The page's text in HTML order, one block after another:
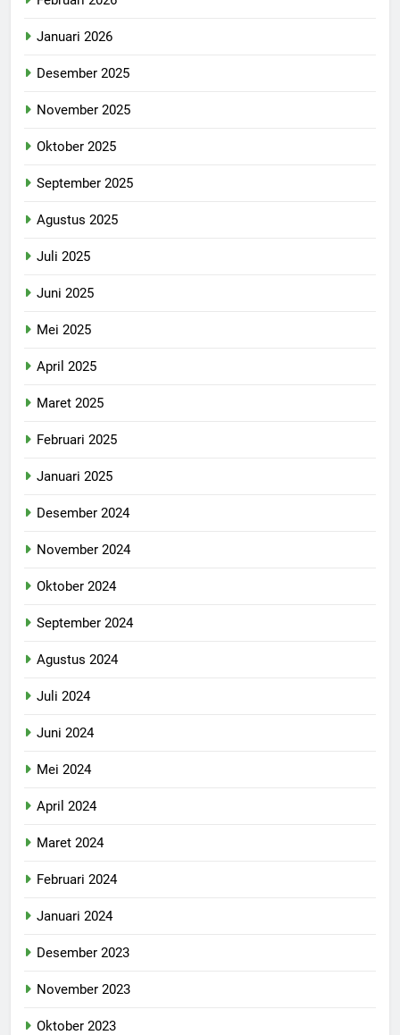
Januari 2026
Desember 2025
November 2025
Oktober 2025
September 2025
Agustus 2025
Juli 2025
Juni 2025
Mei 2025
April 2025
Maret 2025
Februari 2025
Januari 2025
Desember 2024
November 2024
Oktober 2024
September 2024
Agustus 2024
Juli 2024
Juni 2024
Mei 2024
April 2024
Maret 2024
Februari 2024
Januari 2024
Desember 2023
November 2023
Oktober 2023